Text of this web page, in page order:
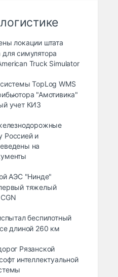
локации штата
симулятора
Truck Simulator
TopLog WMS
"Амотивика"
учет КИЗ
Россией и
на
АЭС "Нинде"
тяжелый
беспилотный
длиной 260 км
Рязанской
интеллектуальной